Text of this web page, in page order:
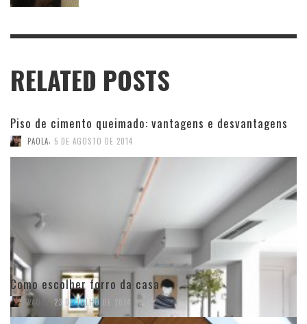
RELATED POSTS
Piso de cimento queimado: vantagens e desvantagens
PAOLA 5 DE AGOSTO DE 2014
Como escolher forro da casa
PAOLA 23 DE JULHO DE 2014